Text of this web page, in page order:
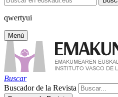
qwertyui
Menú
Buscar
Buscador de la Revista